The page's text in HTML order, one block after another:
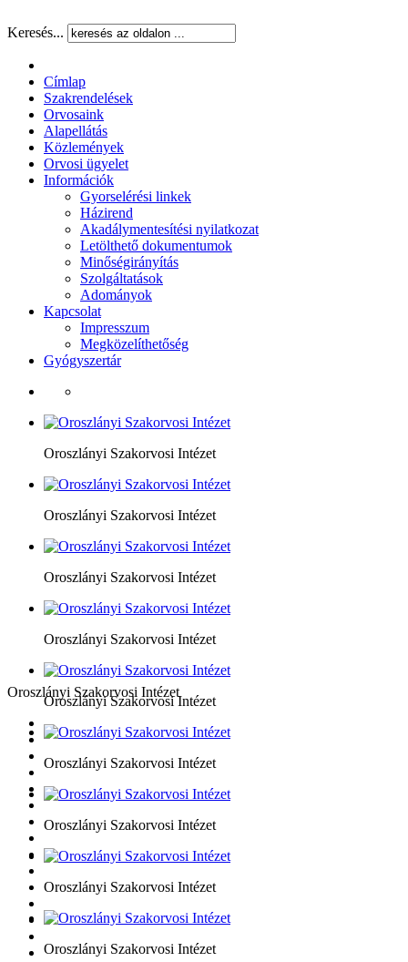
Keresés...
Címlap
Szakrendelések
Orvosaink
Alapellátás
Közlemények
Orvosi ügyelet
Információk
Gyorselérési linkek
Házirend
Akadálymentesítési nyilatkozat
Letölthető dokumentumok
Minőségirányítás
Szolgáltatások
Adományok
Kapcsolat
Impresszum
Megközelíthetőség
Gyógyszertár
Oroszlányi Szakorvosi Intézet
Oroszlányi Szakorvosi Intézet
Oroszlányi Szakorvosi Intézet
Oroszlányi Szakorvosi Intézet
Oroszlányi Szakorvosi Intézet
Oroszlányi Szakorvosi Intézet
Oroszlányi Szakorvosi Intézet
Oroszlányi Szakorvosi Intézet
Oroszlányi Szakorvosi Intézet
Oroszlányi Szakorvosi Intézet